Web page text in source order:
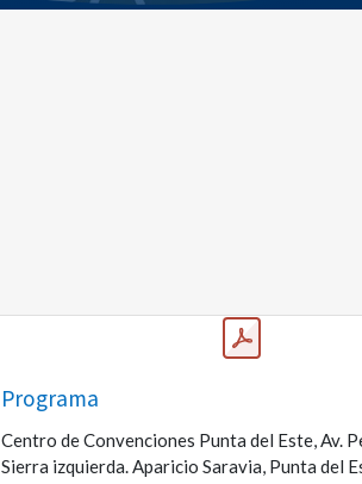
Programa
Centro de Convenciones Punta del Este, Av.
Sierra izquierda. Aparicio Saravia, Punta del